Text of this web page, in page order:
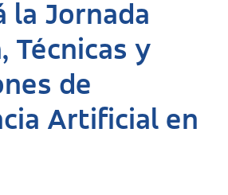
la Jornada
Técnicas y
de
Artificial en